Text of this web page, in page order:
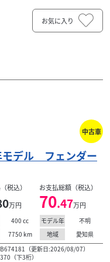
お気に入り
中古車
デル フェンダー
税込）
万円
お支払総額（税込）
70.47万円
400 cc モデル年
不明
7750 km 地域
愛知県
（更新日:2026/08/07）
（下3桁）